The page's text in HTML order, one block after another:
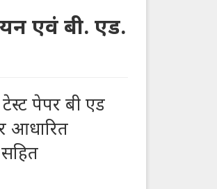
एवं बी. एड.
टेस्ट पेपर बी एड
आधारित
सहित